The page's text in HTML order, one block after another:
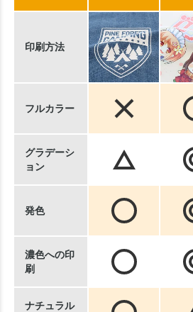
印刷方法
フルカラー
グラデーシ
ョン
発色
濃色への印
刷
ナチュラル